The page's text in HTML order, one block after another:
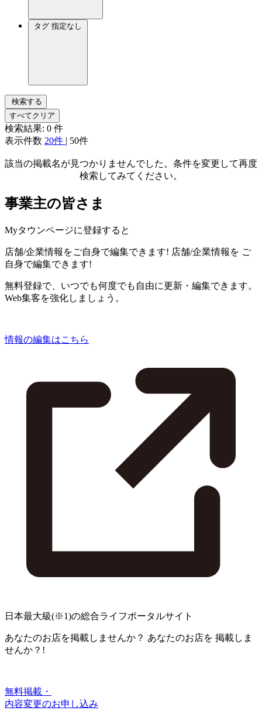
タグ 指定なし
検索する
すべてクリア
検索結果: 0 件
表示件数 20件 | 50件
該当の掲載名が見つかりませんでした。条件を変更して再度
検索してみてください。
事業主の皆さま
Myタウンページに登録すると
店舗/企業情報をご自身で編集できます! 店舗/企業情報を ご
自身で編集できます!
無料登録で、いつでも何度でも自由に更新・編集できます。
Web集客を強化しましょう。
情報の編集はこちら
日本最大級(※1)の総合ライフポータルサイト
あなたのお店を掲載しませんか？ あなたのお店を 掲載しま
せんか？!
無料掲載・
内容変更のお申し込み